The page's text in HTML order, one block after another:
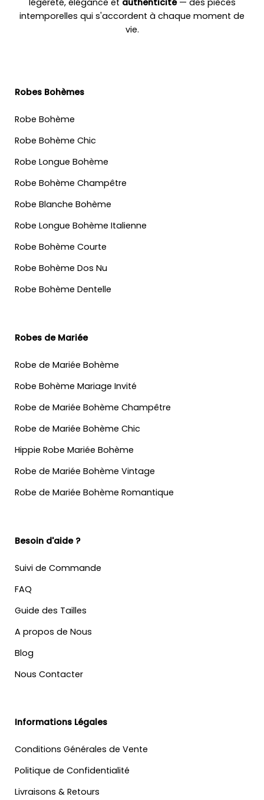
intemporelles qui s'accordent à chaque moment de
vie.
Robes Bohèmes
Robe Bohème
Robe Bohème Chic
Robe Longue Bohème
Robe Bohème Champêtre
Robe Blanche Bohème
Robe Longue Bohème Italienne
Robe Bohème Courte
Robe Bohème Dos Nu
Robe Bohème Dentelle
Robes de Mariée
Robe de Mariée Bohème
Robe Bohème Mariage Invité
Robe de Mariée Bohème Champêtre
Robe de Mariée Bohème Chic
Hippie Robe Mariée Bohème
Robe de Mariée Bohème Vintage
Robe de Mariée Bohème Romantique
Besoin d'aide ?
Suivi de Commande
FAQ
Guide des Tailles
A propos de Nous
Blog
Nous Contacter
Informations Légales
Conditions Générales de Vente
Politique de Confidentialité
Livraisons & Retours